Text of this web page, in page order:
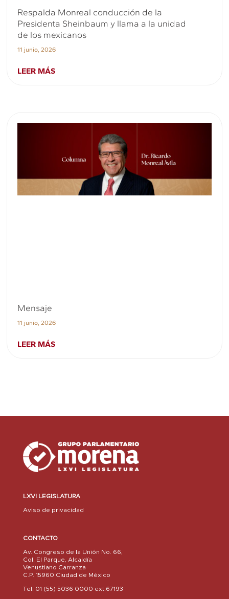
Respalda Monreal conducción de la
Presidenta Sheinbaum y llama a la unidad
de los mexicanos
11 junio, 2026
LEER MÁS
Mensaje
11 junio, 2026
LEER MÁS
LXVI LEGISLATURA
Aviso de privacidad
CONTACTO
Av. Congreso de la Unión No. 66,
Col. El Parque, Alcaldía
Venustiano Carranza
C.P. 15960 Ciudad de México
Tel: 01 (55) 5036 0000 ext.67193